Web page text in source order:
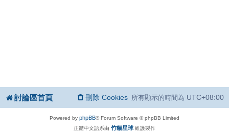
討論區首頁 所有顯示的時間為 UTC+08:00
刪除 Cookies
Powered by phpBB® Forum Software © phpBB Limited
正體中文語系由 竹貓星球 維護製作